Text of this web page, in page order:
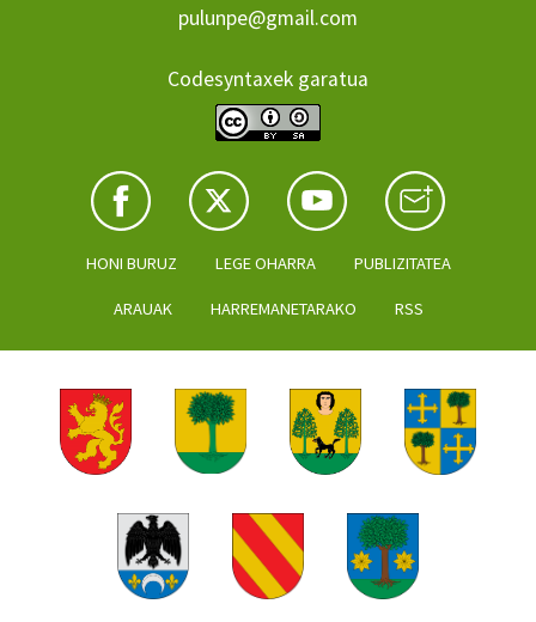
pulunpe@gmail.com
Codesyntaxek garatua
HONI BURUZ LEGE OHARRA PUBLIZITATEA
ARAUAK HARREMANETARAKO RSS